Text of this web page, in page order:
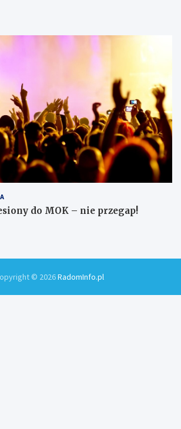
do MOK – nie przegap!
© 2026RadomInfo.pl